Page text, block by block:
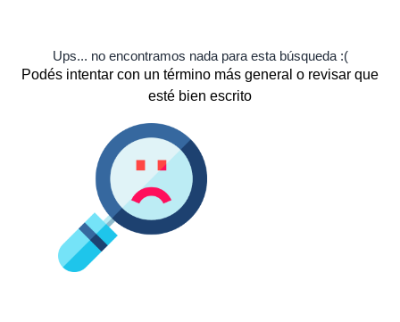
Ups... no encontramos nada para esta búsqueda :(
Podés intentar con un término más general o revisar que
esté bien escrito